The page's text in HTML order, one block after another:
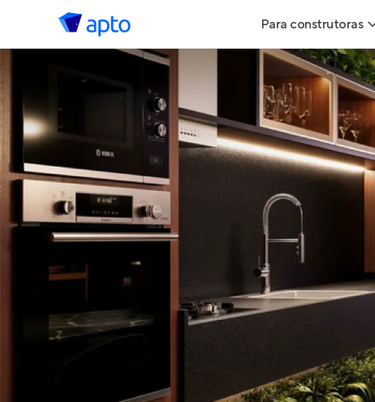
Para construtoras
Geração de
Geração de
Geração de
Maiores
Parcerias
Anunciar